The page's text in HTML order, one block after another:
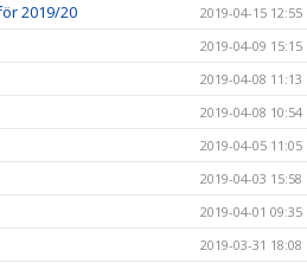
2019/20 2019-04-15 12:55
2019-04-09 15:15
2019-04-08 11:13
2019-04-08 10:54
2019-04-05 11:05
2019-04-03 15:58
2019-04-01 09:35
2019-03-31 18:08